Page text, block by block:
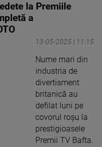
la Premiile
a
13-05-2025 | 11:15
Nume mari din
industria de
divertisment
britanică au
defilat luni pe
covorul roșu la
prestigioasele
Premii TV Bafta.